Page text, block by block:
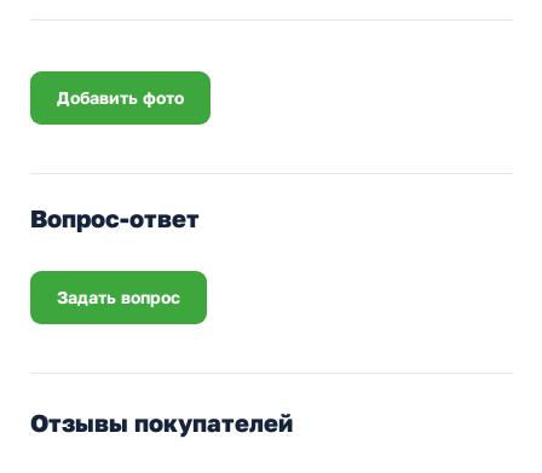
Добавить фото
Вопрос-ответ
Задать вопрос
Отзывы покупателей